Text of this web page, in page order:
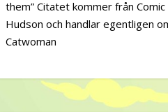
them” Citatet kommer från
Hudson och handlar egentligen
Catwoman